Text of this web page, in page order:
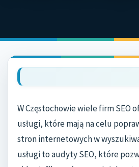
W Częstochowie wiele firm SEO
usługi, które mają na celu
stron internetowych w
usługi to audyty SEO, które